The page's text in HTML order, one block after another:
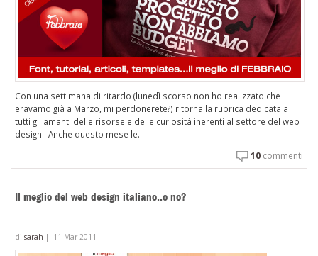
Con una settimana di ritardo (lunedì scorso non ho realizzato che
eravamo già a Marzo, mi perdonerete?) ritorna la rubrica dedicata a
tutti gli amanti delle risorse e delle curiosità inerenti al settore del web
design. Anche questo mese le...
10 commenti
Il meglio del web design italiano..o no?
di sarah | 11 Mar 2011